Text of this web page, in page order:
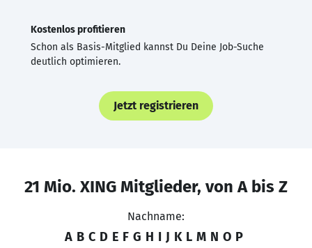
Kostenlos profitieren
Schon als Basis-Mitglied kannst Du Deine Job-Suche
deutlich optimieren.
Jetzt registrieren
21 Mio. XING Mitglieder, von A bis Z
Nachname:
A B C D E F G H I J K L M N O P